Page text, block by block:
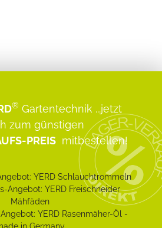
® Gartentechnik ...jetzt
zum günstigen
PREIS mitbestellen!